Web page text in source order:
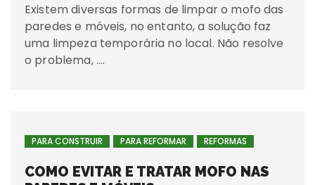
Existem diversas formas de limpar o mofo das
paredes e móveis, no entanto, a solução faz
uma limpeza temporária no local. Não resolve
o problema, ….
PARA CONSTRUIR PARA REFORMAR REFORMAS
COMO EVITAR E TRATAR MOFO NAS